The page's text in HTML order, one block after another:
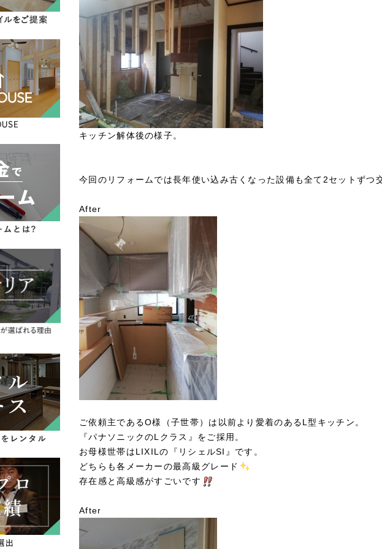
キッチン解体後の様子。
今回のリフォームでは長年使い込み古くなった設備も全て2セットずつ
After
ご依頼主であるO様（子世帯）は以前より愛着のあるL型キッチン。
『パナソニックのLクラス』をご採用。
お母様世帯はLIXILの『リシェルSI』です。
どちらも各メーカーの最高級グレード
存在感と高級感がすごいです
After